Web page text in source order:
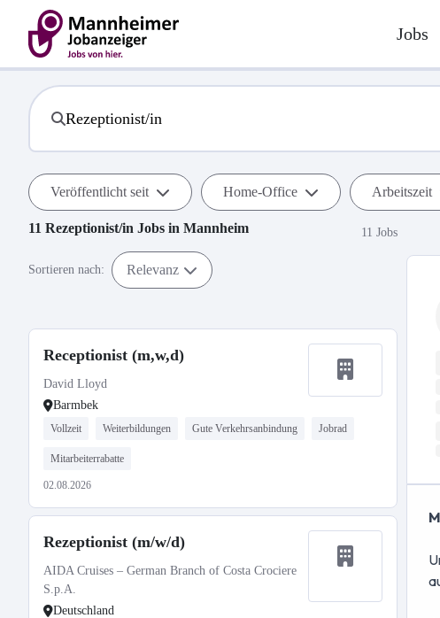
Jobs
Veröffentlicht seit Home-Office Arbeitszeit
11 Rezeptionist/in Jobs in Mannheim 11 Jobs
Sortieren nach: Relevanz
Receptionist (m,w,d)
David Lloyd
Barmbek
Vollzeit Weiterbildungen Gute Verkehrsanbindung Jobrad
Mitarbeiterrabatte
02.08.2026
Rezeptionist (m/w/d)
AIDA Cruises – German Branch of Costa Crociere
S.p.A.
Deutschland